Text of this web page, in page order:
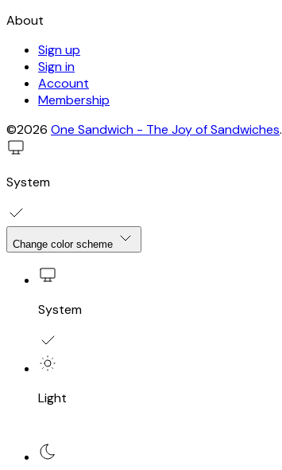
About
Sign up
Sign in
Account
Membership
©2026 One Sandwich - The Joy of Sandwiches.
System
Change color scheme
System
Light